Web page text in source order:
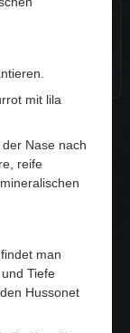
mit lila
Nase nach
reife
man
Tiefe
Hussonet